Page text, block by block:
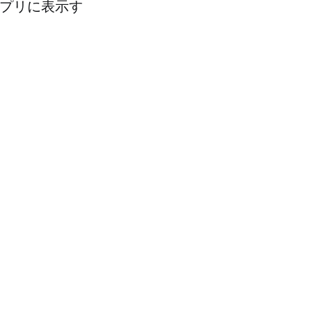
リに表示す